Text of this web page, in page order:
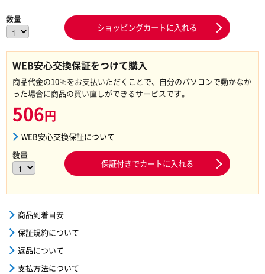
数量
ショッピングカートに入れる
WEB安心交換保証をつけて購入
商品代金の10％をお支払いただくことで、自分のパソコンで動かなか
った場合に商品の買い直しができるサービスです。
506円
WEB安心交換保証について
数量
保証付きでカートに入れる
商品到着目安
保証規約について
返品について
支払方法について